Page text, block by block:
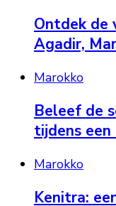
Ontdek de
Agadir,
Marokko
Beleef de
tijdens
Marokko
Kenitra: